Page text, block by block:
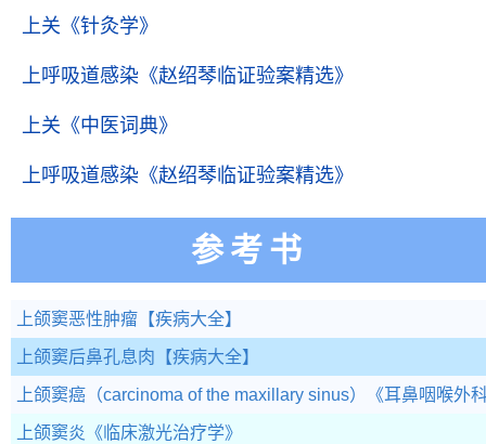
上关 《针灸学》
上呼吸道感染 《赵绍琴临证验案精选》
上关 《中医词典》
上呼吸道感染 《赵绍琴临证验案精选》
参考书
上颌窦恶性肿瘤 【疾病大全】
上颌窦后鼻孔息肉 【疾病大全】
上颌窦癌（carcinoma of the maxillary sinus） 《耳鼻咽喉外
上颌窦炎 《临床激光治疗学》